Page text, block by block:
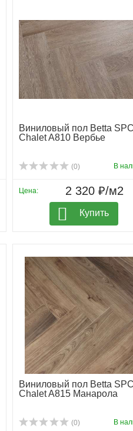
Виниловый пол Betta SPC
Chalet A810 Вербье
(0) В
Цена: 2 320 ₽/м2
Купить
Виниловый пол Betta SPC
Chalet A815 Манарола
(0) В